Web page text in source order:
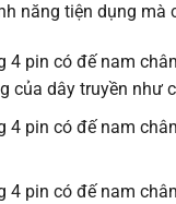
năng tiện dụng
4 pin có đế nam
của dây truyền như
4 pin có đế nam
4 pin có đế nam